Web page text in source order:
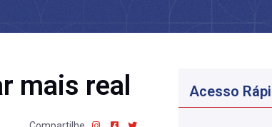
mais real Acesso